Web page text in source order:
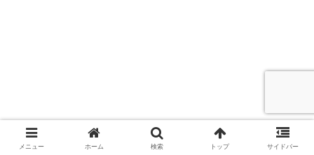
メニュー ホーム 検索 トップ サイドバー